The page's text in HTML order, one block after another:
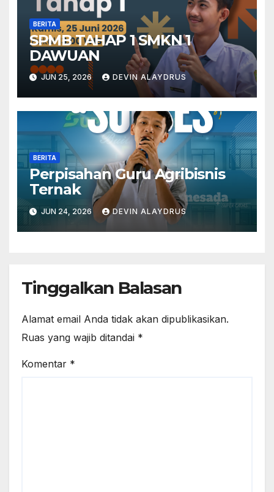
BERITA
SPMB TAHAP 1 SMKN 1
DAWUAN
JUN 25, 2026 DEVIN ALAYDRUS
BERITA
Perpisahan Guru Agribisnis
Ternak
JUN 24, 2026 DEVIN ALAYDRUS
Tinggalkan Balasan
Alamat email Anda tidak akan dipublikasikan.
Ruas yang wajib ditandai *
Komentar *